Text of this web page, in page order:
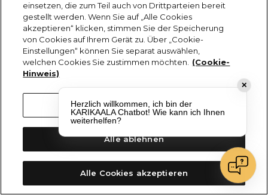
KARIKAALA ©2026 - Saily Food Service GmbH
Alle Rechte vorbehalten
einsetzen, die zum Teil auch von Drittparteien bereit
gestellt werden. Wenn Sie auf „Alle Cookies
akzeptieren“ klicken, stimmen Sie der Speicherung
von Cookies auf Ihrem Gerät zu. Über „Cookie-
Einstellungen“ können Sie separat auswählen,
welchen Cookies Sie zustimmen möchten.
(Cookie-
Hinweis)
Cookie-Einstellungen
Alle ablehnen
Alle Cookies akzeptieren
✕
Herzlich willkommen, ich bin der
KARIKAALA Chatbot! Wie kann ich Ihnen
weiterhelfen?